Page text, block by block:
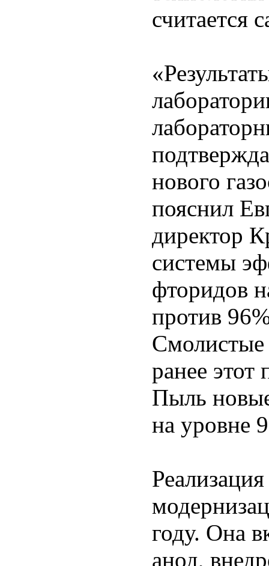
считается
нового
пояснил
директор
системы
фторидов
против
Смолистые
ранее этот
Пыль
на уровне
году. Она
анод,